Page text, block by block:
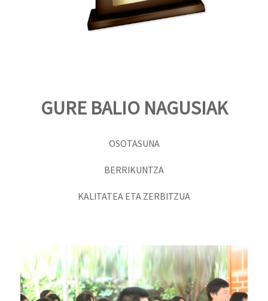
GURE BALIO NAGUSIAK
OSOTASUNA
BERRIKUNTZA
KALITATEA ETA ZERBITZUA